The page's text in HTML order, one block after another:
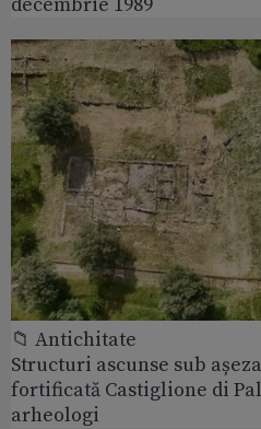
📁 Antichitate
Structuri ascunse sub
fortificată Castiglione di
arheologi